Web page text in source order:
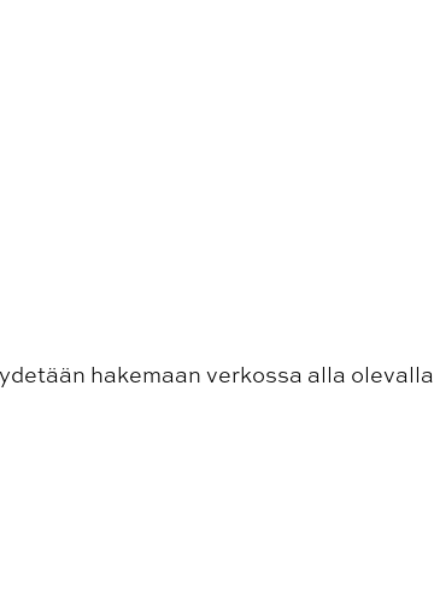
hakemaan verkossa alla olevalla